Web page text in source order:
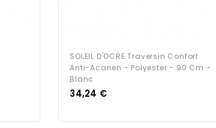
SOLEIL D'OCRE Traversin Confort
Anti-Acarien - Polyester - 90 Cm -
Blanc
Prix
34,24 €